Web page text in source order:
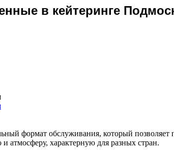
в кейтеринге
формат обслуживания, который позволяет
атмосферу, характерную для разных стран.